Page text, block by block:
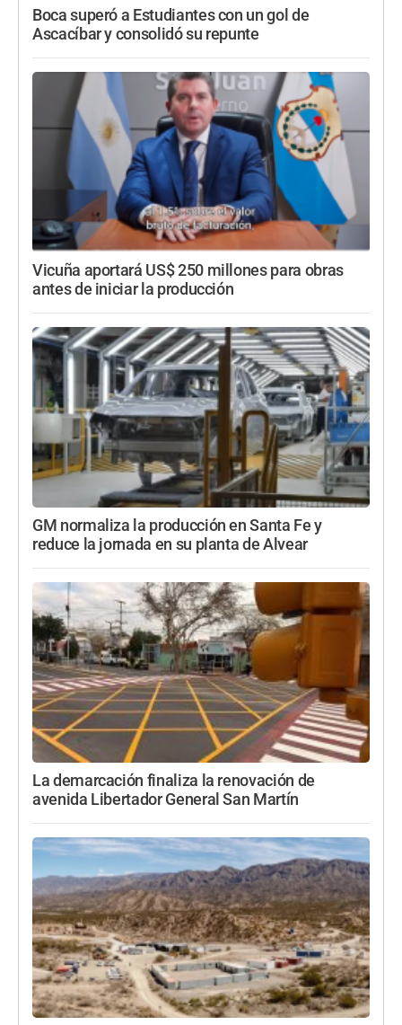
Boca superó a Estudiantes con un gol de
Ascacíbar y consolidó su repunte
Vicuña aportará US$ 250 millones para obras
antes de iniciar la producción
GM normaliza la producción en Santa Fe y
reduce la jornada en su planta de Alvear
La demarcación finaliza la renovación de
avenida Libertador General San Martín